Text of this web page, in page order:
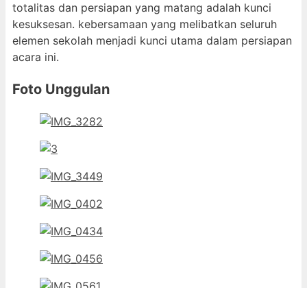
totalitas dan persiapan yang matang adalah kunci
kesuksesan. kebersamaan yang melibatkan seluruh
elemen sekolah menjadi kunci utama dalam persiapan
acara ini.
Foto Unggulan